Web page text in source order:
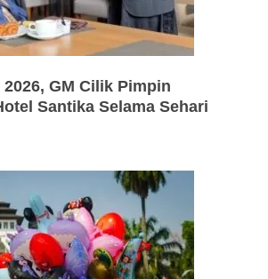
2026, GM Cilik Pimpin
Santika Selama Sehari